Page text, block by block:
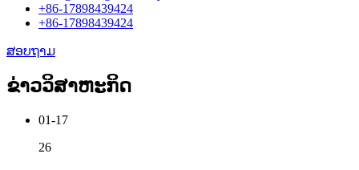
+86-17898439424
+86-17898439424
ສອບຖາມ
ຂ່າວວິສາຫະກິດ
01-17
26